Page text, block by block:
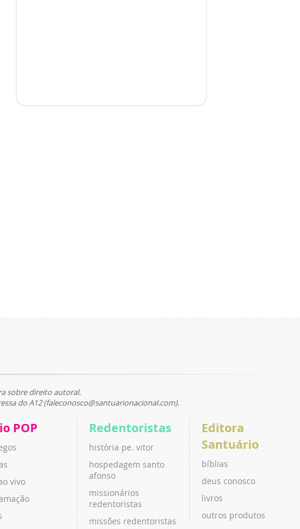
sobre direito autoral.
do A12 (faleconosco@santuarionacional.com).
POP
vivo
Redentoristas
história pe. vitor
hospedagem santo
afonso
missionários
redentoristas
missões redentoristas
Editora
Santuário
bíblias
deus conosco
livros
outros produtos